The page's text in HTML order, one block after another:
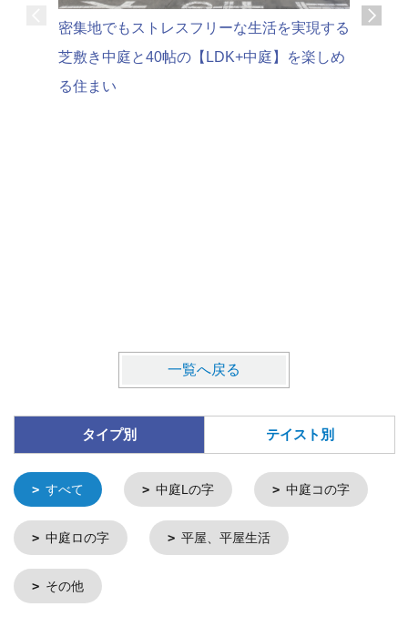
密集地でもストレスフリーな生活を実現する
芝敷き中庭と40帖の【LDK+中庭】を楽しめ
る住まい
可変性
一覧へ戻る
タイプ別 テイスト別
すべて 中庭Lの字 中庭コの字
中庭ロの字 平屋、平屋生活
その他